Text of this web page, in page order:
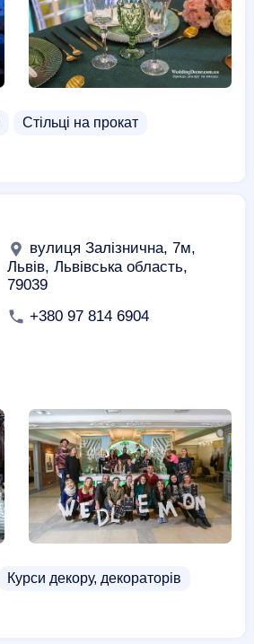
Стільці на прокат
вулиця Залізнична, 7м,
Львів, Львівська область,
79039
+380 97 814 6904
Курси декору, декораторів